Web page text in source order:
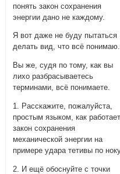
понять закон сохранения
энергии дано не каждому.
Я вот даже не буду пытаться
делать вид, что всё понимаю.
Вы же, судя по тому, как вы
лихо разбрасываетесь
терминами, всё понимаете.
1. Расскажите, пожалуйста,
простым языком, как
закон сохранения
механической энергии на
примере удара тетивы по
2. И ещё обоснуйте с точки